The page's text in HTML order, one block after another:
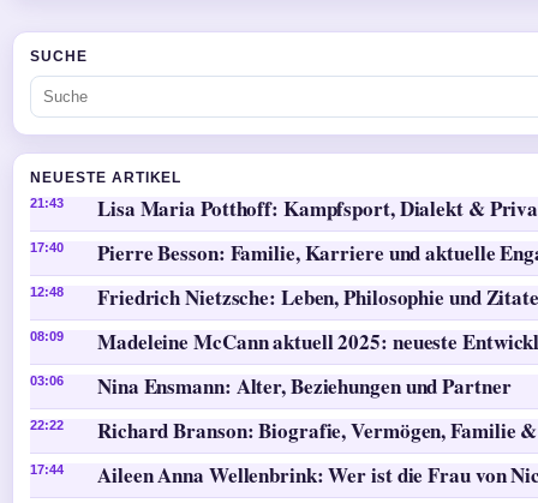
SUCHE
NEUESTE ARTIKEL
21:43 Lisa Maria Potthoff: Kampfsport, Dialekt &
17:40 Pierre Besson: Familie, Karriere und aktuelle
12:48 Friedrich Nietzsche: Leben, Philosophie und Zitate
08:09 Madeleine McCann aktuell 2025: neueste
03:06 Nina Ensmann: Alter, Beziehungen und Partner
22:22 Richard Branson: Biografie, Vermögen, Familie
17:44 Aileen Anna Wellenbrink: Wer ist die Frau von